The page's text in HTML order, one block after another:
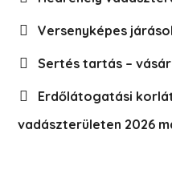
Versenyképes
Sertés tartás –
Erdőlátogatási
vadászterületen 2026